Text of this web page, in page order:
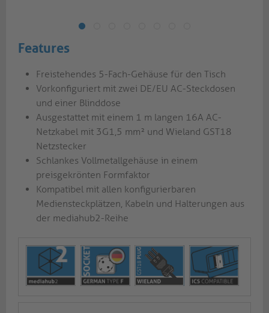
Features
Freistehendes 5-Fach-Gehäuse für den Tisch
Vorkonfiguriert mit zwei DE/EU AC-Steckdosen
und einer Blinddose
Ausgestattet mit einem 1 m langen 16A AC-
Netzkabel mit 3G1,5 mm² und Wieland GST18
Netzstecker
Schlankes Vollmetallgehäuse in einem
preisgekrönten Formfaktor
Kompatibel mit allen konfigurierbaren
Mediensteckplätzen, Kabeln und Halterungen aus
der mediahub2-Reihe